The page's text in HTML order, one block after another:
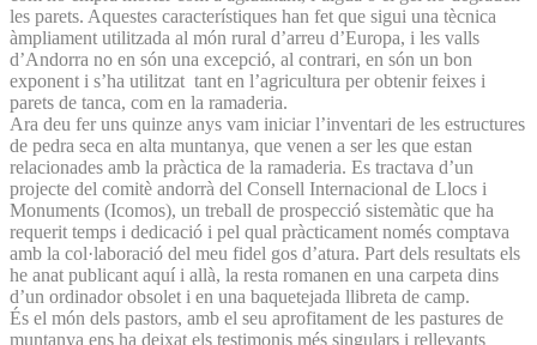
les parets. Aquestes característiques han fet que sigui una tècnica
àmpliament utilitzada al món rural d’arreu d’Europa, i les valls
d’Andorra no en són una excepció, al contrari, en són un bon
exponent i s’ha utilitzat tant en l’agricultura per obtenir feixes i
parets de tanca, com en la ramaderia.
Ara deu fer uns quinze anys vam iniciar l’inventari de les estructures
de pedra seca en alta muntanya, que venen a ser les que estan
relacionades amb la pràctica de la ramaderia. Es tractava d’un
projecte del comitè andorrà del Consell Internacional de Llocs i
Monuments (Icomos), un treball de prospecció sistemàtic que ha
requerit temps i dedicació i pel qual pràcticament només comptava
amb la col·laboració del meu fidel gos d’atura. Part dels resultats els
he anat publicant aquí i allà, la resta romanen en una carpeta dins
d’un ordinador obsolet i en una baquetejada llibreta de camp.
És el món dels pastors, amb el seu aprofitament de les pastures de
muntanya ens ha deixat els testimonis més singulars i rellevants